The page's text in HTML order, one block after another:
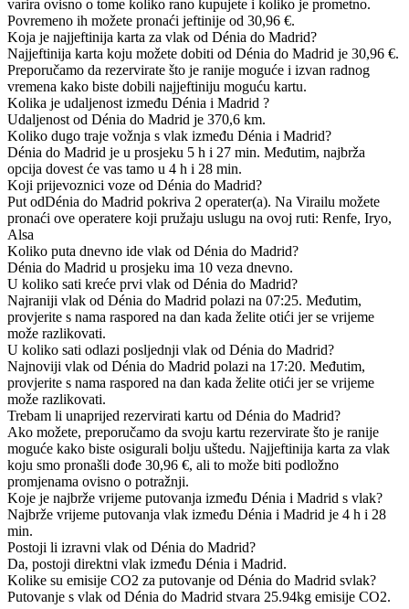
varira ovisno o tome koliko rano kupujete i koliko je prometno.
Povremeno ih možete pronaći jeftinije od 30,96 €.
Koja je najjeftinija karta za vlak od Dénia do Madrid?
Najjeftinija karta koju možete dobiti od Dénia do Madrid je 30,96 €.
Preporučamo da rezervirate što je ranije moguće i izvan radnog
vremena kako biste dobili najjeftiniju moguću kartu.
Kolika je udaljenost između Dénia i Madrid ?
Udaljenost od Dénia do Madrid je 370,6 km.
Koliko dugo traje vožnja s vlak između Dénia i Madrid?
Dénia do Madrid je u prosjeku 5 h i 27 min. Međutim, najbrža
opcija dovest će vas tamo u 4 h i 28 min.
Koji prijevoznici voze od Dénia do Madrid?
Put odDénia do Madrid pokriva 2 operater(a). Na Virailu možete
pronaći ove operatere koji pružaju uslugu na ovoj ruti: Renfe, Iryo,
Alsa
Koliko puta dnevno ide vlak od Dénia do Madrid?
Dénia do Madrid u prosjeku ima 10 veza dnevno.
U koliko sati kreće prvi vlak od Dénia do Madrid?
Najraniji vlak od Dénia do Madrid polazi na 07:25. Međutim,
provjerite s nama raspored na dan kada želite otići jer se vrijeme
može razlikovati.
U koliko sati odlazi posljednji vlak od Dénia do Madrid?
Najnoviji vlak od Dénia do Madrid polazi na 17:20. Međutim,
provjerite s nama raspored na dan kada želite otići jer se vrijeme
može razlikovati.
Trebam li unaprijed rezervirati kartu od Dénia do Madrid?
Ako možete, preporučamo da svoju kartu rezervirate što je ranije
moguće kako biste osigurali bolju uštedu. Najjeftinija karta za vlak
koju smo pronašli dođe 30,96 €, ali to može biti podložno
promjenama ovisno o potražnji.
Koje je najbrže vrijeme putovanja između Dénia i Madrid s vlak?
Najbrže vrijeme putovanja vlak između Dénia i Madrid je 4 h i 28
min.
Postoji li izravni vlak od Dénia do Madrid?
Da, postoji direktni vlak između Dénia i Madrid.
Kolike su emisije CO2 za putovanje od Dénia do Madrid svlak?
Putovanje s vlak od Dénia do Madrid stvara 25.94kg emisije CO2.